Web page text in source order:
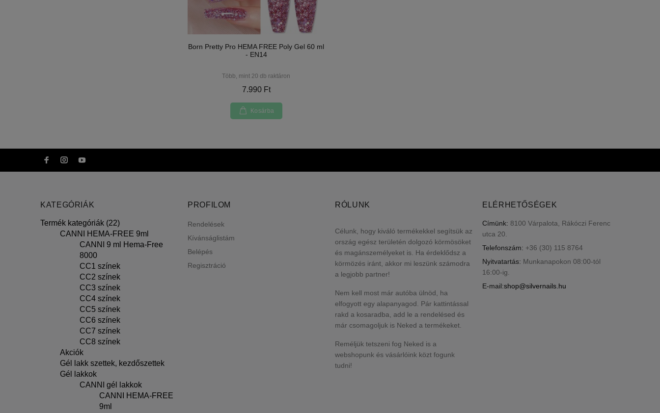
Born Pretty Pro HEMA FREE Poly Gel 60 ml
- EN14
Több, mint 20 db raktáron
7.990 Ft
Kosárba
KATEGÓRIÁK
Termék kategóriák (22)
CANNI HEMA-FREE 9ml
CANNI 9 ml Hema-Free
8000
CC1 színek
CC2 színek
CC3 színek
CC4 színek
CC5 színek
CC6 színek
CC7 színek
CC8 színek
Akciók
Gél lakk szettek, kezdőszettek
Gél lakkok
CANNI gél lakkok
CANNI HEMA-FREE
9ml
PROFILOM
Rendelések
Kívánságlistám
Belépés
Regisztráció
RÓLUNK
Célunk, hogy kiváló termékekkel segítsük az
ország egész területén dolgozó körmösöket
és magánszemélyeket is. Ha érdeklődsz a
körmözés iránt, akkor mi leszünk számodra
a legjobb partner!
Nem kell most már autóba ülnöd, ha
elfogyott egy alapanyagod. Pár kattintással
rakd a kosaradba, add le a rendelésed és
már csomagoljuk is Neked a termékeket.
Reméljük tetszeni fog Neked is a
webshopunk és vásárlóink közt fogunk
tudni!
ELÉRHETŐSÉGEK
Címünk: 8100 Várpalota, Rákóczi Ferenc
utca 20.
Telefonszám: +36 (30) 115 8764
Nyitvatartás: Munkanapokon 08:00-tól
16:00-ig.
E-mail:shop@silvernails.hu